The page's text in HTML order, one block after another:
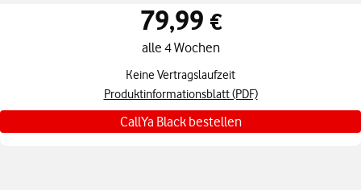
Standardpreis 79,99 € alle 4 Wochen
79,99 €
alle 4 Wochen
Keine Vertragslaufzeit
Produktinformationsblatt (PDF)
CallYa Black bestellen